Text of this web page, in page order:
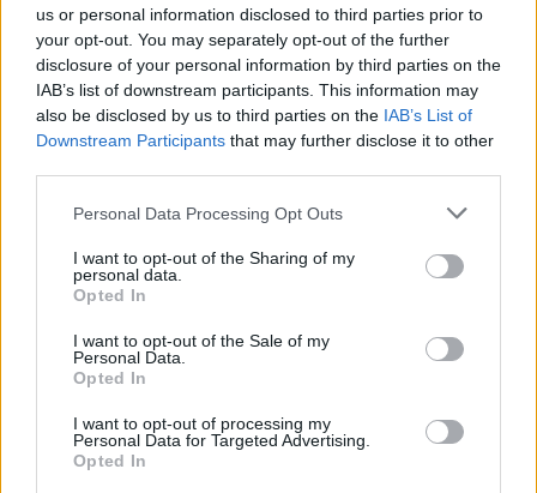
us or personal information disclosed to third parties prior to
your opt-out. You may separately opt-out of the further
disclosure of your personal information by third parties on the
IAB’s list of downstream participants. This information may
also be disclosed by us to third parties on the IAB’s List of
Downstream Participants that may further disclose it to other
Personal Data Processing Opt Outs
I want to opt-out of the Sharing of my
personal data.
Opted In
I want to opt-out of the Sale of my
Personal Data.
Opted In
I want to opt-out of processing my
Personal Data for Targeted Advertising.
Opted In
Mini Dezembro 15 2022 Cruzadinha
V
S
I C
A
C
O A
R
A
L B
A
A
O S
Termo incomum para altar cristão:
R A
S
Vittorio de __, dirigiu Ladrões de Bicicleta
Preposição "a" + artigo "os"